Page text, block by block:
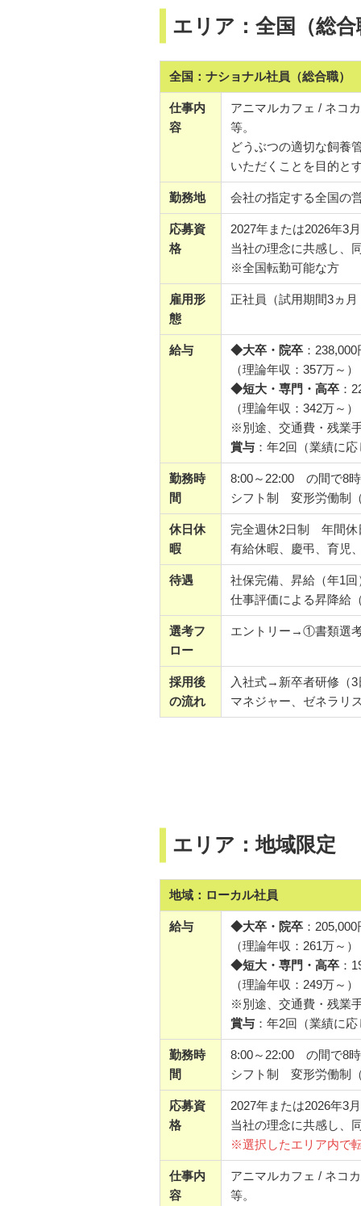
エリア：全国（総合
全国：ナショナル社員（総合職）
仕事内
容
アニマルカフェ / ネコ
等。
どうぶつの適切な飼養
いただくことを目的と
勤務地 会社の指定する全国の
応募資
格
2027年または2026年3
当社の理念に共感し、
※全国転勤可能な方
雇用形
態
正社員（試用期間3ヵ
給与 ◆大卒・院卒 ：
（理論年収：357万～）
◆短大・専門・高卒 ：
（理論年収：342万～）
※別途、交通費・残業
賞与 ：年2回（業績に
勤務時
間
8:00～22:00 の間で8
シフト制 変形労働制
休日休
暇
完全週休2日制 年間休
有給休暇、慶弔、育児
待遇
社保完備、昇給（年1回
仕事評価による昇降給
選考フ
ロー
エントリー→①書類選
採用後
の流れ
入社式→新卒者研修（
マネジャー、ゼネラリ
エリア：地域限定
地域：ローカル社員
給与 ◆大卒・院卒 ：
（理論年収：261万～）
◆短大・専門・高卒 ：
（理論年収：249万～）
※別途、交通費・残業
賞与 ：年2回（業績に
勤務時
間
8:00～22:00 の間で8
シフト制 変形労働制
応募資
格
2027年または2026年3
当社の理念に共感し、
※選択したエリア内で
仕事内
容
アニマルカフェ / ネコ
等。